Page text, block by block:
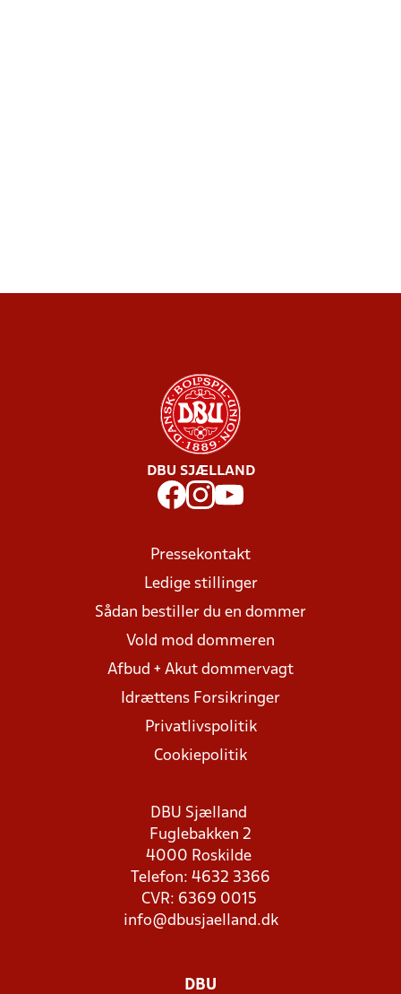
DBU SJÆLLAND
Pressekontakt
Ledige stillinger
Sådan bestiller du en dommer
Vold mod dommeren
Afbud + Akut dommervagt
Idrættens Forsikringer
Privatlivspolitik
Cookiepolitik
DBU Sjælland
Fuglebakken 2
4000 Roskilde
Telefon: 4632 3366
CVR: 6369 0015
info@dbusjaelland.dk
DBU